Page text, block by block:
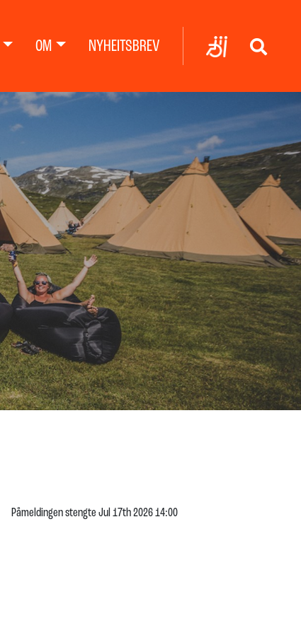
OM NYHEITSBREV
Påmeldingen stengte Jul 17th 2026 14:00